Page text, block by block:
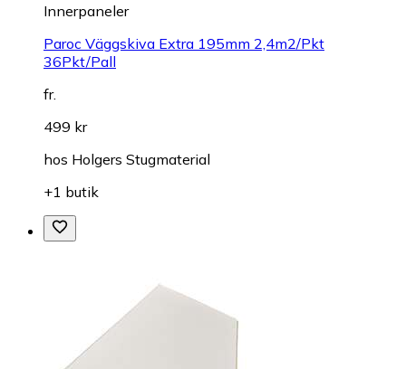
Innerpaneler
Paroc Väggskiva Extra 195mm 2,4m2/Pkt
36Pkt/Pall
fr.
499 kr
hos Holgers Stugmaterial
+1 butik